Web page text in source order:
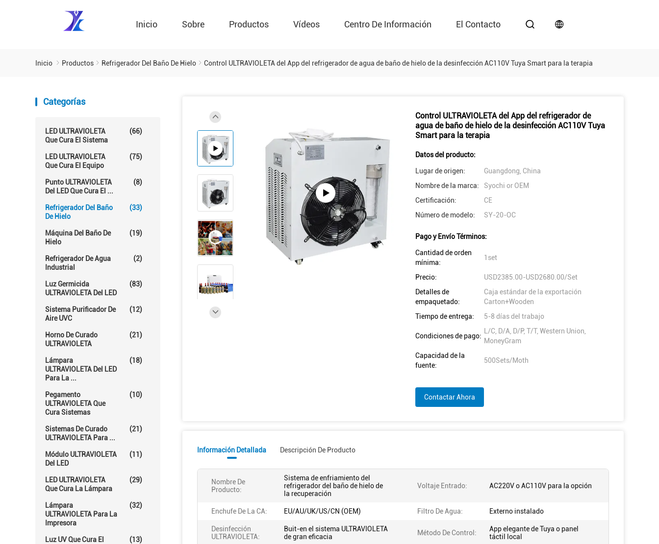
Inicio Sobre Productos Vídeos Centro De Información El Contacto
Inicio Productos Refrigerador Del Baño De Hielo Control ULTRAVIOLETA del App del refrigerador de agua de baño de hielo de la desinfección AC110V Tuya Smart para la terapia
Categorías
LED ULTRAVIOLETA
Que Cura El Sistema
(66)
LED ULTRAVIOLETA
Que Cura El Equipo
(75)
Punto ULTRAVIOLETA
Del LED Que Cura El ...
(8)
Refrigerador Del Baño
De Hielo
(33)
Máquina Del Baño De
Hielo
(19)
Refrigerador De Agua
Industrial
(2)
Luz Germicida
ULTRAVIOLETA Del LED
(83)
Sistema Purificador De
Aire UVC
(12)
Horno De Curado
ULTRAVIOLETA
(21)
Lámpara
ULTRAVIOLETA Del LED
Para La ...
(18)
Pegamento
ULTRAVIOLETA Que
Cura Sistemas
(10)
Sistemas De Curado
ULTRAVIOLETA Para ...
(21)
Módulo ULTRAVIOLETA
Del LED
(11)
LED ULTRAVIOLETA
Que Cura La Lámpara
(29)
Lámpara
ULTRAVIOLETA Para La
Impresora
(32)
Luz UV Que Cura El
(13)
Control ULTRAVIOLETA del App del refrigerador de
agua de baño de hielo de la desinfección AC110V Tuya
Smart para la terapia
Datos del producto:
Lugar de origen:
Guangdong, China
Nombre de la marca:
Syochi or OEM
Certificación:
CE
Número de modelo:
SY-20-OC
Pago y Envío Términos:
Cantidad de orden
mínima:
1set
Precio:
USD2385.00-USD2680.00/Set
Detalles de
empaquetado:
Caja estándar de la exportación
Carton+Wooden
Tiempo de entrega:
5-8 días del trabajo
Condiciones de pago:
L/C, D/A, D/P, T/T, Western Union,
MoneyGram
Capacidad de la
fuente:
500Sets/Moth
Contactar Ahora
Información Detallada Descripción De Producto
Nombre De
Producto:
Sistema de enfriamiento del
refrigerador del baño de hielo de
la recuperación
Voltaje Entrado: AC220V o AC110V para la opción
Enchufe De La CA: EU/AU/UK/US/CN (OEM) Filtro De Agua: Externo instalado
Desinfección
ULTRAVIOLETA:
Buit-en el sistema ULTRAVIOLETA
de gran eficacia
Método De Control:
App elegante de Tuya o panel
táctil local